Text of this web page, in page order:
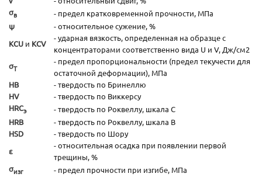
σв
- предел кратковременной прочности, МПа
ψ
- относительное сужение, %
KCU и KCV
- ударная вязкость, определенная на образце с
концентраторами соответственно вида U и V, Дж/см2
σT
- предел пропорциональности (предел текучести для
остаточной деформации), МПа
HB
- твердость по Бринеллю
HV
- твердость по Виккерсу
HRCэ
- твердость по Роквеллу, шкала С
HRB
- твердость по Роквеллу, шкала В
HSD
- твердость по Шору
ε
- относительная осадка при появлении первой
трещины, %
σизг
- предел прочности при изгибе, МПа